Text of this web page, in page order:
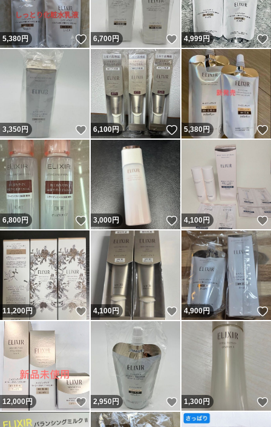
5,380円 いいね！
6,700円 いいね！
4,999円
3,350円 いいね！
6,100円 いいね！
5,380円
6,800円 いいね！
3,000円 いいね！
4,100円
11,200円 いいね！
4,100円 いいね！
4,900円
12,000円 いいね！
2,950円 いいね！
1,300円